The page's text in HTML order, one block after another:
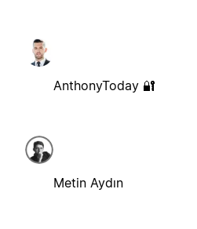
AnthonyToday 🔐
Metin Aydın